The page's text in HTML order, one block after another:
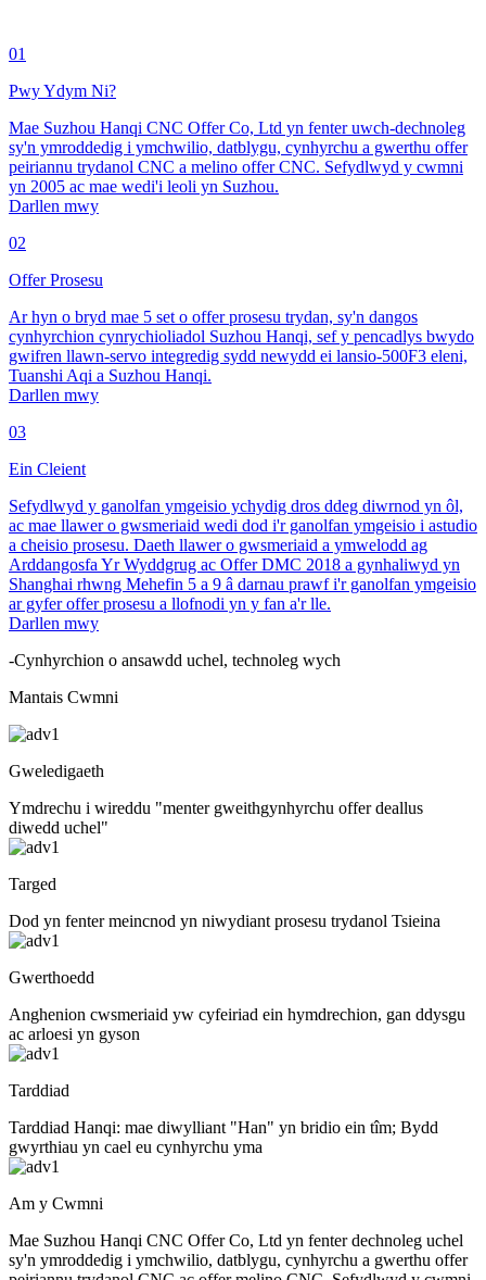
01
Pwy Ydym Ni?
Mae Suzhou Hanqi CNC Offer Co, Ltd yn fenter uwch-dechnoleg
sy'n ymroddedig i ymchwilio, datblygu, cynhyrchu a gwerthu offer
peiriannu trydanol CNC a melino offer CNC. Sefydlwyd y cwmni
yn 2005 ac mae wedi'i leoli yn Suzhou.
Darllen mwy
02
Offer Prosesu
Ar hyn o bryd mae 5 set o offer prosesu trydan, sy'n dangos
cynhyrchion cynrychioliadol Suzhou Hanqi, sef y pencadlys bwydo
gwifren llawn-servo integredig sydd newydd ei lansio-500F3 eleni,
Tuanshi Aqi a Suzhou Hanqi.
Darllen mwy
03
Ein Cleient
Sefydlwyd y ganolfan ymgeisio ychydig dros ddeg diwrnod yn ôl,
ac mae llawer o gwsmeriaid wedi dod i'r ganolfan ymgeisio i astudio
a cheisio prosesu. Daeth llawer o gwsmeriaid a ymwelodd ag
Arddangosfa Yr Wyddgrug ac Offer DMC 2018 a gynhaliwyd yn
Shanghai rhwng Mehefin 5 a 9 â darnau prawf i'r ganolfan ymgeisio
ar gyfer offer prosesu a llofnodi yn y fan a'r lle.
Darllen mwy
-Cynhyrchion o ansawdd uchel, technoleg wych
Mantais Cwmni
Gweledigaeth
Ymdrechu i wireddu "menter gweithgynhyrchu offer deallus
diwedd uchel"
Targed
Dod yn fenter meincnod yn niwydiant prosesu trydanol Tsieina
Gwerthoedd
Anghenion cwsmeriaid yw cyfeiriad ein hymdrechion, gan ddysgu
ac arloesi yn gyson
Tarddiad
Tarddiad Hanqi: mae diwylliant "Han" yn bridio ein tîm; Bydd
gwyrthiau yn cael eu cynhyrchu yma
Am y Cwmni
Mae Suzhou Hanqi CNC Offer Co, Ltd yn fenter dechnoleg uchel
sy'n ymroddedig i ymchwilio, datblygu, cynhyrchu a gwerthu offer